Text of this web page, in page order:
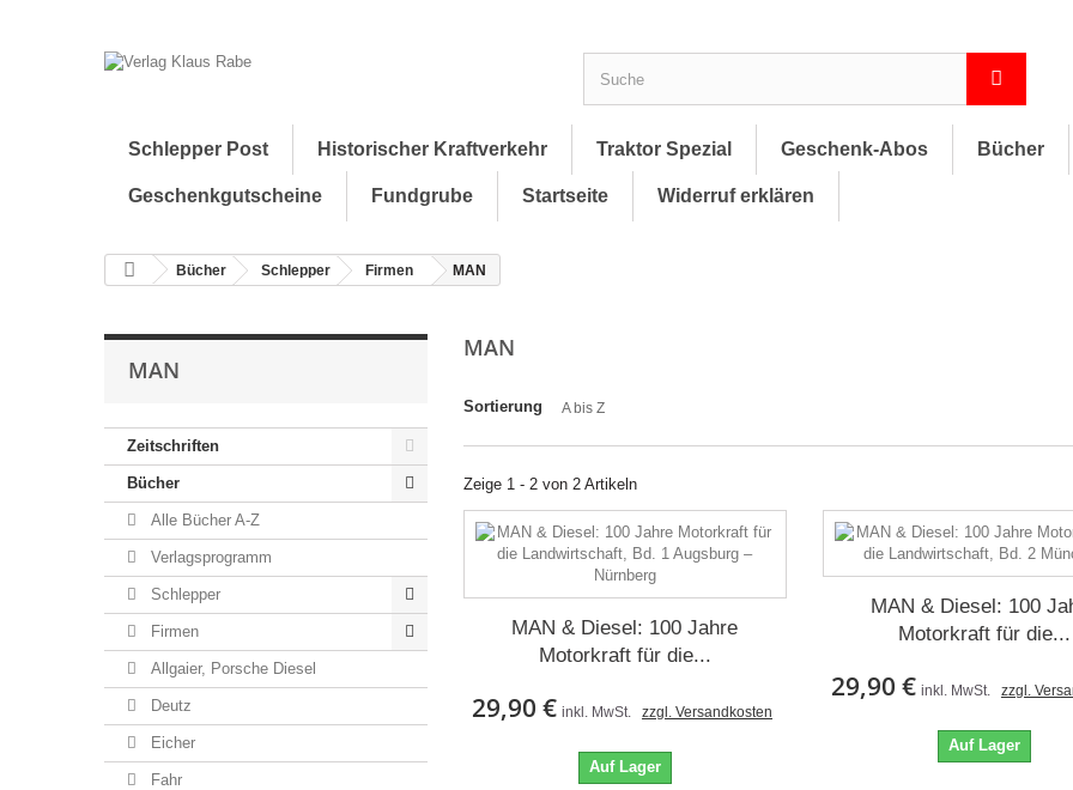
Schlepper Post Historischer Kraftverkehr Traktor Spezial Geschenk-Abos Bücher
Geschenkgutscheine Fundgrube Startseite Widerruf erklären
Bücher Schlepper Firmen MAN
MAN
Zeitschriften
Bücher
Alle Bücher A-Z
Verlagsprogramm
Schlepper
Firmen
Allgaier, Porsche Diesel
Deutz
Eicher
Fahr
MAN
Sortierung A bis Z
Zeige 1 - 2 von 2 Artikeln
MAN & Diesel: 100 Jahre
Motorkraft für die...
29,90 € inkl. MwSt. zzgl. Versandkosten
Auf Lager
MAN & Diesel: 100
Motorkraft für die...
29,90 € inkl. MwSt. zzgl.
Auf Lager